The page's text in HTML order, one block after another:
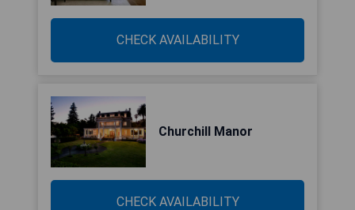
CHECK AVAILABILITY
Churchill Manor
CHECK AVAILABILITY